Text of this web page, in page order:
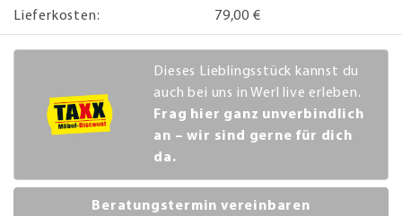
Lieferkosten:
79,00 €
Dieses Lieblingsstück kannst du
auch bei uns in Werl live erleben.
Frag hier ganz unverbindlich
an – wir sind gerne für dich
da.
Beratungstermin vereinbaren